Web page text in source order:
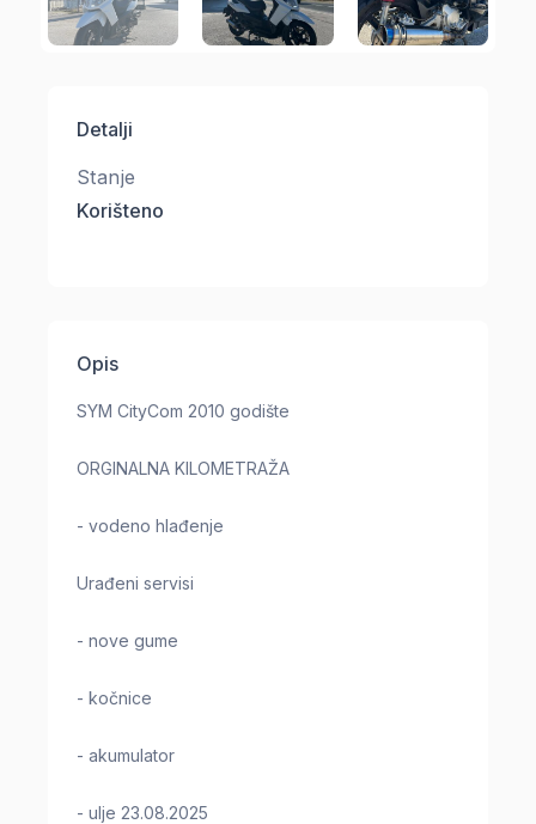
Detalji
Stanje
Korišteno
Opis
SYM CityCom 2010 godište
ORGINALNA KILOMETRAŽA
- vodeno hlađenje
Urađeni servisi
- nove gume
- kočnice
- akumulator
- ulje 23.08.2025